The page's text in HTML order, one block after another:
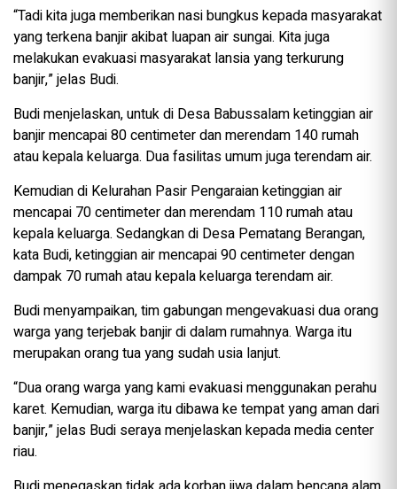
“Tadi kita juga memberikan nasi bungkus kepada masyarakat
yang terkena banjir akibat luapan air sungai. Kita juga
melakukan evakuasi masyarakat lansia yang terkurung
banjir,” jelas Budi.
Budi menjelaskan, untuk di Desa Babussalam ketinggian air
banjir mencapai 80 centimeter dan merendam 140 rumah
atau kepala keluarga. Dua fasilitas umum juga terendam air.
Kemudian di Kelurahan Pasir Pengaraian ketinggian air
mencapai 70 centimeter dan merendam 110 rumah atau
kepala keluarga. Sedangkan di Desa Pematang Berangan,
kata Budi, ketinggian air mencapai 90 centimeter dengan
dampak 70 rumah atau kepala keluarga terendam air.
Budi menyampaikan, tim gabungan mengevakuasi dua orang
warga yang terjebak banjir di dalam rumahnya. Warga itu
merupakan orang tua yang sudah usia lanjut.
“Dua orang warga yang kami evakuasi menggunakan perahu
karet. Kemudian, warga itu dibawa ke tempat yang aman dari
banjir,” jelas Budi seraya menjelaskan kepada media center
riau.